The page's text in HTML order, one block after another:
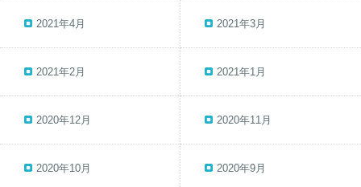
2021年4月 2021年3月
2021年2月 2021年1月
2020年12月 2020年11月
2020年10月 2020年9月